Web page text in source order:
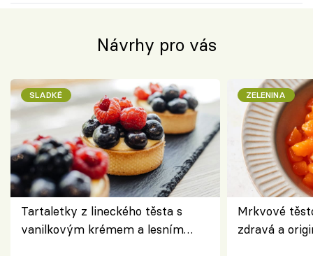
Návrhy pro vás
SLADKÉ
Tartaletky z lineckého těsta s
vanilkovým krémem a lesním
ZELENINA
Mrkvové
zdravá a